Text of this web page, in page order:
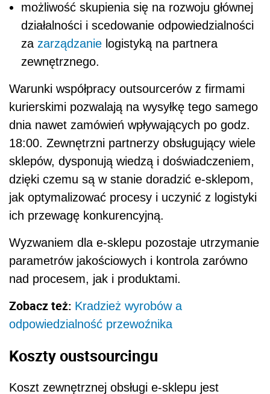
możliwość skupienia się na rozwoju głównej
działalności i scedowanie odpowiedzialności
za zarządzanie logistyką na partnera
zewnętrznego.
Warunki współpracy outsourcerów z firmami
kurierskimi pozwalają na wysyłkę tego samego
dnia nawet zamówień wpływających po godz.
18:00. Zewnętrzni partnerzy obsługujący wiele
sklepów, dysponują wiedzą i doświadczeniem,
dzięki czemu są w stanie doradzić e-sklepom,
jak optymalizować procesy i uczynić z logistyki
ich przewagę konkurencyjną.
Wyzwaniem dla e-sklepu pozostaje utrzymanie
parametrów jakościowych i kontrola zarówno
nad procesem, jak i produktami.
Zobacz też: Kradzież wyrobów a
odpowiedzialność przewoźnika
Koszty oustsourcingu
Koszt zewnętrznej obsługi e-sklepu jest